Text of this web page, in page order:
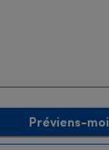
Préviens-moi